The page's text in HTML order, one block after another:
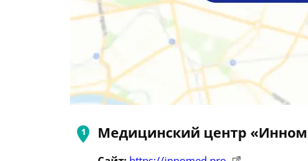
Медицинский центр